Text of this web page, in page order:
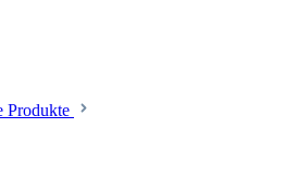
Produkte